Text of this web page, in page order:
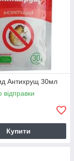
Антихрущ 30мл
відправки
Купити